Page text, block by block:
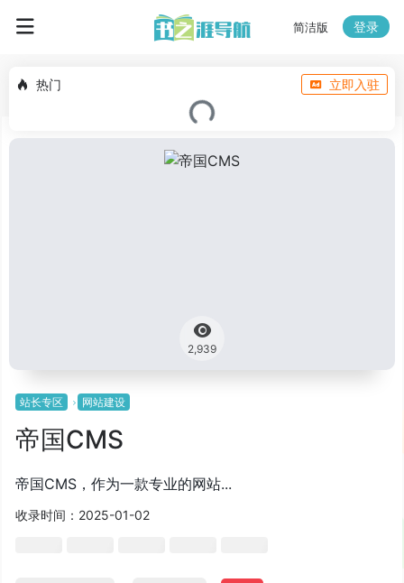
简洁版 登录
热门 立即入驻
2,939
站长专区 网站建设
帝国CMS
帝国CMS，作为一款专业的网站...
收录时间：2025-01-02